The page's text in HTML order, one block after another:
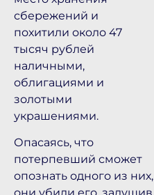
сбережений и
похитили около 47
тысяч рублей
наличными,
облигациями и
золотыми
украшениями.
Опасаясь, что
потерпевший сможет
опознать одного из них,